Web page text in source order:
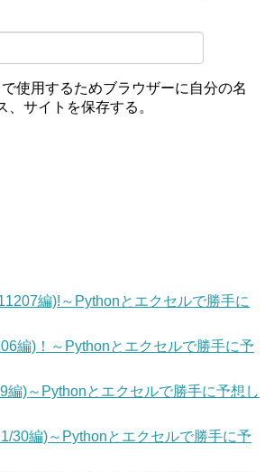
使用するためブラウザーに自分の名
、サイトを保存する。
編)!～Pythonとエクセルで勝手に
編)！～Pythonとエクセルで勝手に予
編)～Pythonとエクセルで勝手に予想し
30編)～Pythonとエクセルで勝手に予